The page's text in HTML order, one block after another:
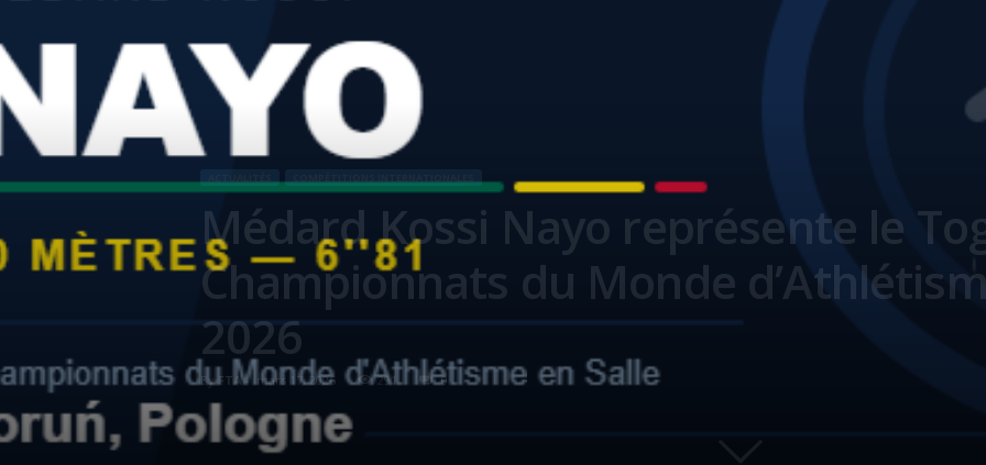
Médard Kossi Nayo représente le
Championnats du Monde
2026
By FTA- mars 17, 2026 291 0